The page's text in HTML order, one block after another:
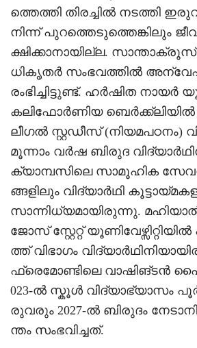
ത്തെത്തി തിരച്ചിൽ നടത്തി
നിന്ന് പുറത്തെടുത്തെങ്കിലും
ക്ഷിക്കാനായില്ല.
ധികൃതർ സംഭവത്തിൽ
രംഭിച്ചിട്ടുണ്ട്. ഹർഷിത നായർ
കലിഫോർണിയ ബെർക്ക്‌ലിയിൽ
ലീഗൽ സ്റ്റഡീസ് (നിയമപഠനം)
മൂന്നാം വർഷ ബിരുദ
ക്യാമ്പസിലെ സാമൂഹിക
ങ്ങളിലും വിദ്യാർഥി
സാന്നിധ്യമായിരുന്നു.
ജോസ് സ്റ്റേറ്റ്
ത്ത് വിഭാഗം
ഫ്രെമോണ്ടിലെ വാഷിങ്ടൻ
023-ൽ സ്കൂൾ വിദ്യാഭ്യാസം
രുവരും 2027-ൽ ബിരുദം
ന്തം സംഭവിച്ചത്.